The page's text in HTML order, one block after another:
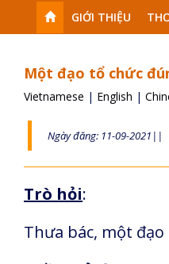
GIỚI THIỆU
Một đạo tổ chức
Vietnamese | English |
Ngày đăng: 11-09-2021||
Trò hỏi:
Thưa bác, một